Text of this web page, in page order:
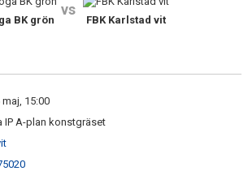
BK grön
vs
FBK Karlstad vit
maj, 15:00
IP A-plan konstgräset